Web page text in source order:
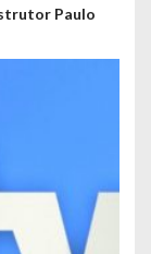
Paulo